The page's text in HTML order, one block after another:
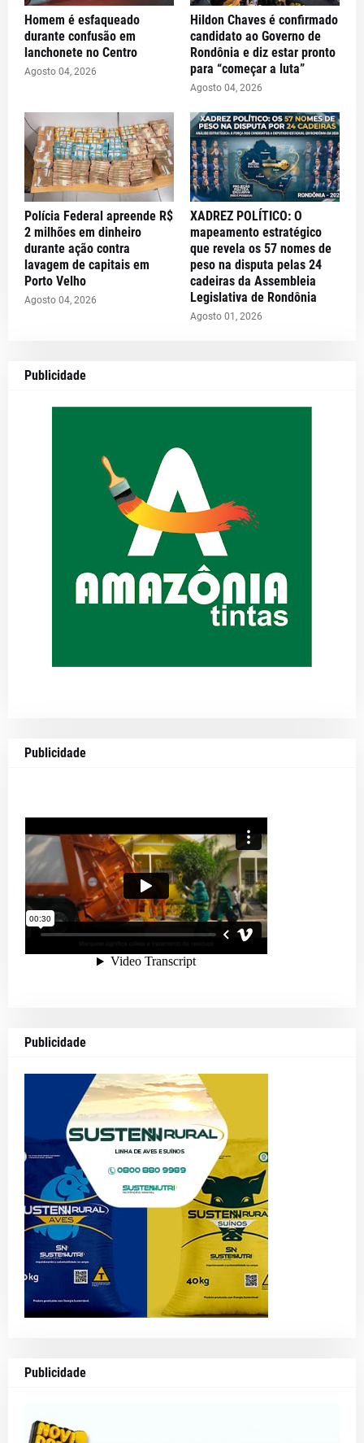
Homem é esfaqueado
durante confusão em
lanchonete no Centro
Agosto 04, 2026
Hildon Chaves é confirmado
candidato ao Governo de
Rondônia e diz estar pronto
para “começar a luta”
Agosto 04, 2026
Polícia Federal apreende R$
2 milhões em dinheiro
durante ação contra
lavagem de capitais em
Porto Velho
Agosto 04, 2026
XADREZ POLÍTICO: O
mapeamento estratégico
que revela os 57 nomes de
peso na disputa pelas 24
cadeiras da Assembleia
Legislativa de Rondônia
Agosto 01, 2026
Publicidade
Publicidade
Publicidade
Publicidade